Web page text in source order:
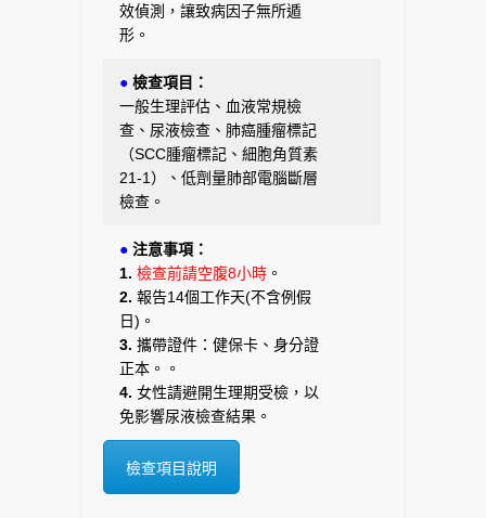
效偵測，讓致病因子無所遁
形。
● 檢查項目：
一般生理評估、血液常規檢
查、尿液檢查、肺癌腫瘤標記
（SCC腫瘤標記、細胞角質素
21-1）、低劑量肺部電腦斷層
檢查。
● 注意事項：
1. 檢查前請空腹8小時 。
2. 報告14個工作天(不含例假
日)。
3. 攜帶證件：健保卡、身分證
正本。。
4. 女性請避開生理期受檢，以
免影響尿液檢查結果。
檢查項目說明